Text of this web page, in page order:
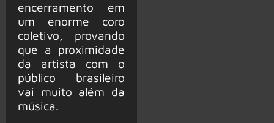
encerramento em
um enorme coro
coletivo, provando
que a proximidade
da artista com o
público brasileiro
vai muito além da
música.